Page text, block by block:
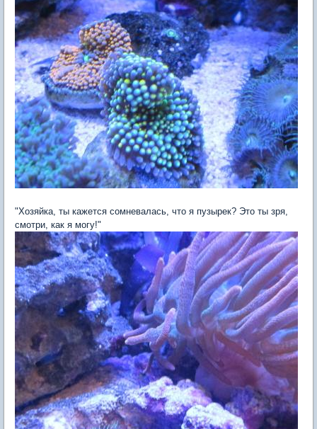
"Хозяйка, ты кажется сомневалась, что я пузырек? Это ты зря,
смотри, как я могу!"